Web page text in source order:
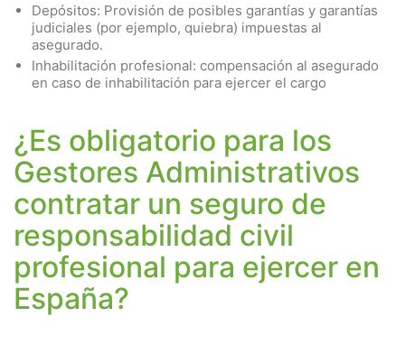
Depósitos: Provisión de posibles garantías y garantías
judiciales (por ejemplo, quiebra) impuestas al
asegurado.
Inhabilitación profesional: compensación al asegurado
en caso de inhabilitación para ejercer el cargo
¿Es obligatorio para los
Gestores Administrativos
contratar un seguro de
responsabilidad civil
profesional para ejercer en
España?